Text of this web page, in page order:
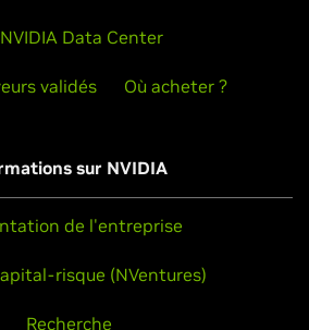
Data Center
validés Où acheter ?
sur NVIDIA
de l'entreprise
risque (NVentures)
Recherche